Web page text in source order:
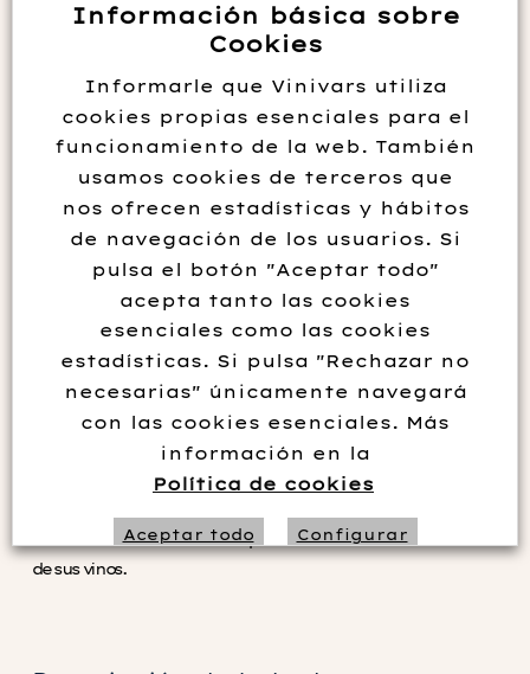
Graduación14º vol.
Variedad Graciano ,Tempranillo
Descripción
De la mano de Gonzalo Antón en Villabuena de Álava y junto a
él un grupo de amigos y empresarios alaveses construyen en
2000 junto a su hijo Lalo se verá expandida la empresa bajo el
grupo Artevino abordando proyectos de Finca VillaCreces
(D.O Ribera del Duero), Bodegas Vetus (D.O Toro y D.O Rueda)
y Orben (D.O Rioja).
tienen un elemento común que es la calidad en la elaboración
de sus vinos.
Información básica sobre
Cookies
Informarle que Vinivars utiliza
cookies propias esenciales para el
funcionamiento de la web. También
usamos cookies de terceros que
nos ofrecen estadísticas y hábitos
de navegación de los usuarios. Si
pulsa el botón "Aceptar todo"
acepta tanto las cookies
esenciales como las cookies
estadísticas. Si pulsa "Rechazar no
necesarias" únicamente navegará
con las cookies esenciales. Más
información en la
Política de cookies
Aceptar todo Configurar